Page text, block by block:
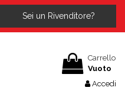
Sei un Rivenditore?
Carrello
Vuoto
Accedi